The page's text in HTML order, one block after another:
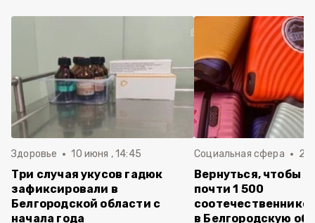
Здоровье 10 июня , 14:45
Три случая укусов гадюк
зафиксировали в
Белгородской области с
начала года
Социальная сфера 20
Вернуться, чтобы
почти 1 500
в Белгородскую